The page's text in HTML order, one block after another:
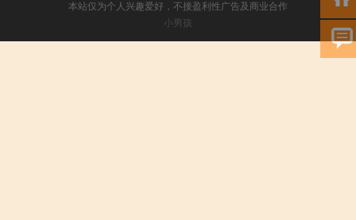
本站仅为个人兴趣爱好，不接盈利性广告及商业合作
小男孩